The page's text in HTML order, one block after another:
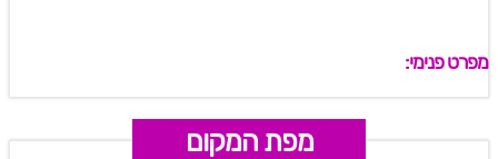
מפרט פנימי:
מפת המקום